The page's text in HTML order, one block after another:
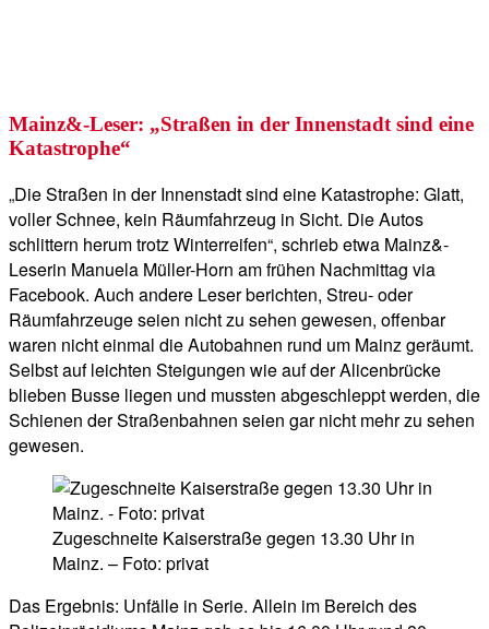
Mainz&-Leser: „Straßen in der Innenstadt sind eine
Katastrophe“
„Die Straßen in der Innenstadt sind eine Katastrophe: Glatt,
voller Schnee, kein Räumfahrzeug in Sicht. Die Autos
schlittern herum trotz Winterreifen“, schrieb etwa Mainz&-
Leserin Manuela Müller-Horn am frühen Nachmittag via
Facebook. Auch andere Leser berichten, Streu- oder
Räumfahrzeuge seien nicht zu sehen gewesen, offenbar
waren nicht einmal die Autobahnen rund um Mainz geräumt.
Selbst auf leichten Steigungen wie auf der Alicenbrücke
blieben Busse liegen und mussten abgeschleppt werden, die
Schienen der Straßenbahnen seien gar nicht mehr zu sehen
gewesen.
Zugeschneite Kaiserstraße gegen 13.30 Uhr in
Mainz. – Foto: privat
Das Ergebnis: Unfälle in Serie. Allein im Bereich des